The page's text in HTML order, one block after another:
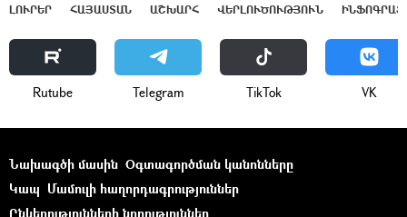
ԼՈՒՐԵՐ ՀԱՅԱՍՏԱՆ ԱՇԽԱՐՀ ՎԵՐԼՈՒԾՈՒԹՅՈՒՆ
Rutube Telegram ТikТоk VK
Նախագծի մասին Օգտագործման կանոնները
Կապ Մամուլի հաղորդագրություններ
Ընկերությունների նորություններ